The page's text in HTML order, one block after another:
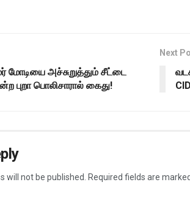
மோடியை அச்சுறுத்தும் சீட்டை
புறா பொலிசாரால் கைது!
Next
will not be published. Required fields are marked